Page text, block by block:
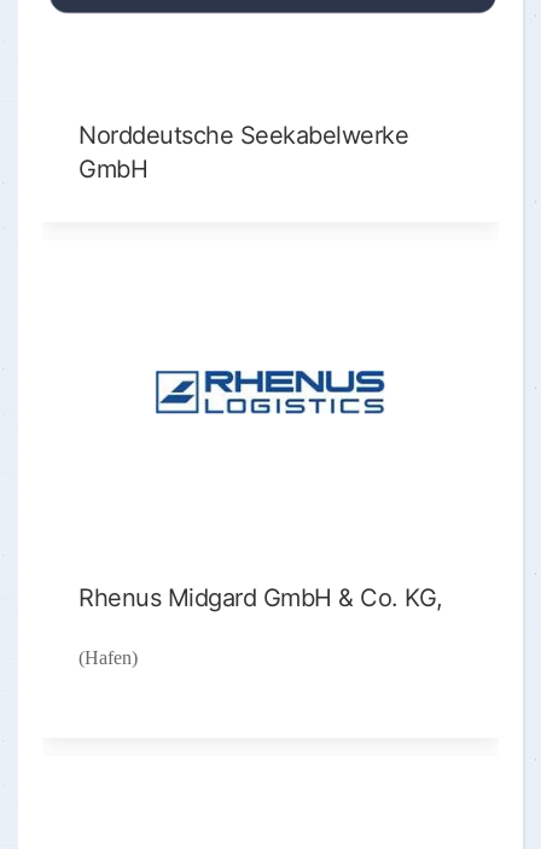
Norddeutsche Seekabelwerke
GmbH
Rhenus Midgard GmbH & Co. KG,
(Hafen)